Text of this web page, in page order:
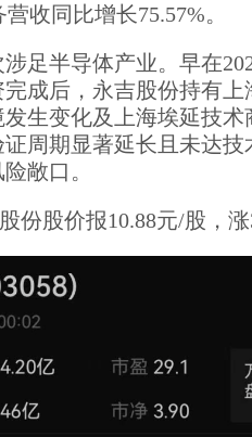
收同比增长75.57%。
足半导体产业。早在
成后，永吉股份持有上
生变化及上海埃延技
周期显著延长且未达
敞口。
股价报10.88元/股，涨